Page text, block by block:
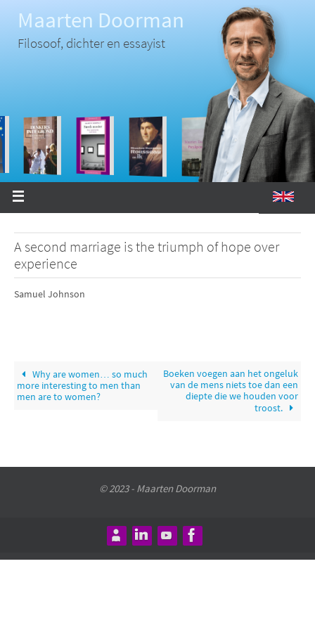
inhoud
Maarten Doorman
Filosoof, dichter en essayist
A second marriage is the triumph of hope over
experience
Samuel Johnson
Why are women… so much
more interesting to men than
men are to women?
Boeken voegen aan het ongeluk
van de mens niets toe dan een
diepte die we houden voor
troost.
© 2023 - Maarten Doorman